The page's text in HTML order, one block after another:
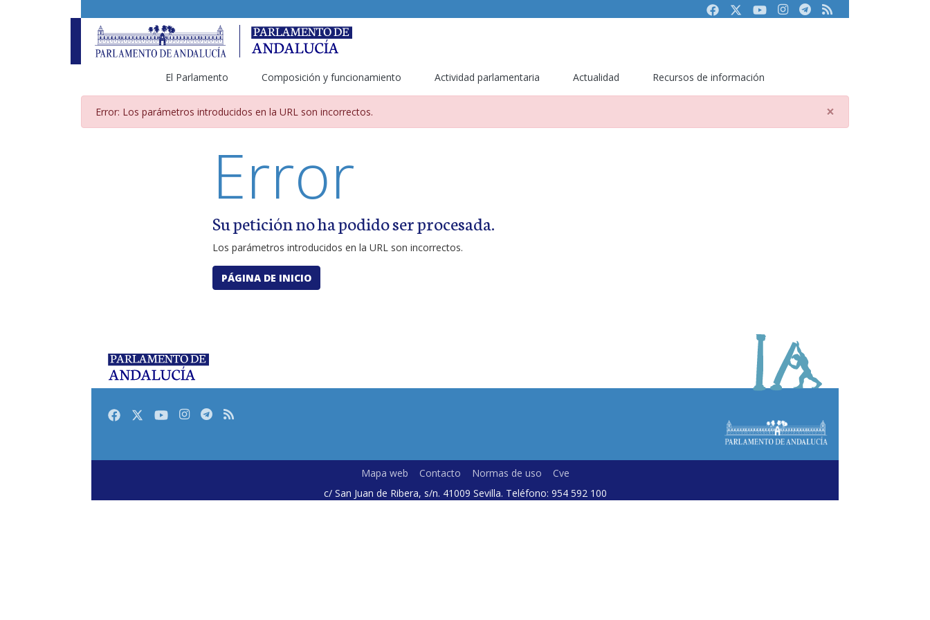
FacebookTwitterYoutubeInstagram
Telegram
RSS
El Parlamento Composición y funcionamiento Actividad parlamentaria Actualidad Recursos de información
Página de error por parámetros incorrectos
Error: Los parámetros introducidos en la URL son incorrectos. ×
Error
Su petición no ha podido ser procesada.
Los parámetros introducidos en la URL son incorrectos.
PÁGINA DE INICIO
FacebookTwitterYoutubeInstagram
Telegram
RSS
Mapa web Contacto Normas de uso
Cve
c/ San Juan de Ribera, s/n. 41009 Sevilla. Teléfono: 954 592 100